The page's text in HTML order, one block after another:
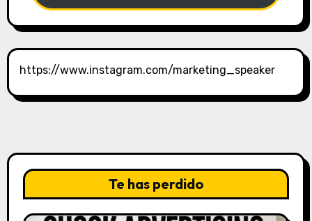
https://www.instagram.com/marketing_speaker
Te has perdido